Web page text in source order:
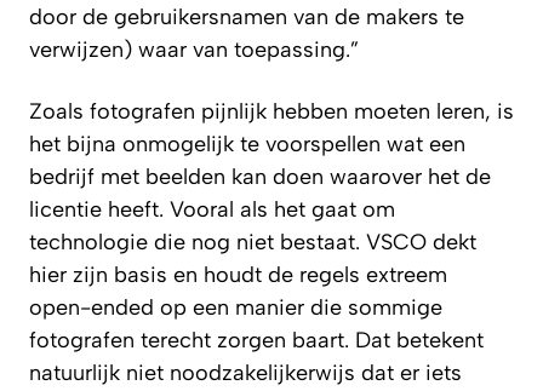
door de gebruikersnamen van de makers te
verwijzen) waar van toepassing.”
Zoals fotografen pijnlijk hebben moeten leren, is
het bijna onmogelijk te voorspellen wat een
bedrijf met beelden kan doen waarover het de
licentie heeft. Vooral als het gaat om
technologie die nog niet bestaat. VSCO dekt
hier zijn basis en houdt de regels extreem
open-ended op een manier die sommige
fotografen terecht zorgen baart. Dat betekent
natuurlijk niet noodzakelijkerwijs dat er iets